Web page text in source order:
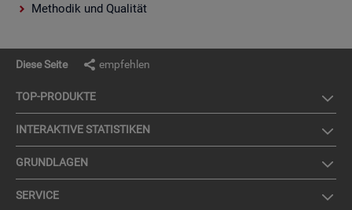
Methodik und Qualität
Diese Seite empfehlen
TOP-PRO­DUK­TE
IN­TER­AK­TI­VE STA­TIS­TI­KEN
GRUND­LA­GEN
SER­VICE